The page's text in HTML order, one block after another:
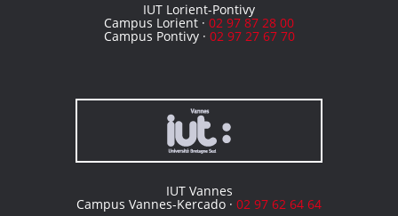
IUT Lorient-Pontivy
Campus Lorient · 02 97 87 28 00
Campus Pontivy · 02 97 27 67 70
IUT Vannes
Campus Vannes-Kercado · 02 97 62 64 64